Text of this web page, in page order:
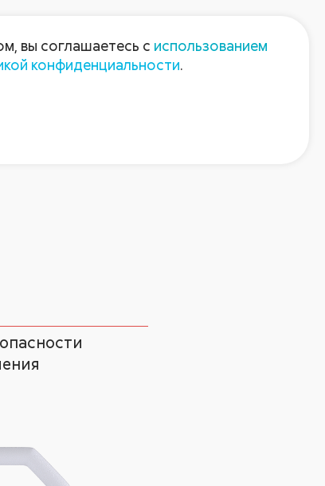
Пресс-центр Контакты
вы соглашаетесь с использованием
конфиденциальности.